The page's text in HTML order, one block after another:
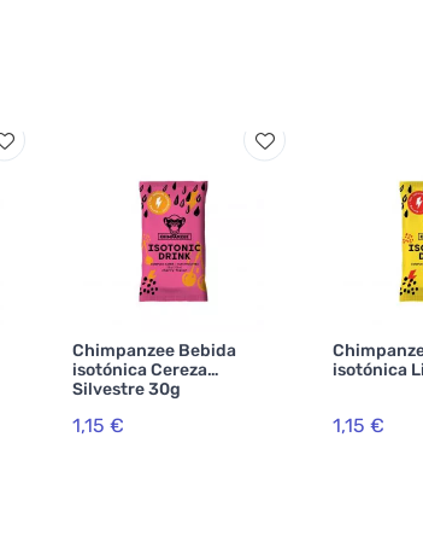
Chimpanzee Bebida
isotónica Cereza
Silvestre 30g
1,15 €
isotónica
1,15 €